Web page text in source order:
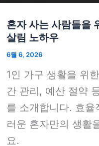
혼자 사는 사람들을
살림 노하우
6월 6, 2026
1인 가구 생활을 위
간 관리, 예산 절약
를 소개합니다. 효율
러운 혼자만의 생활
요.